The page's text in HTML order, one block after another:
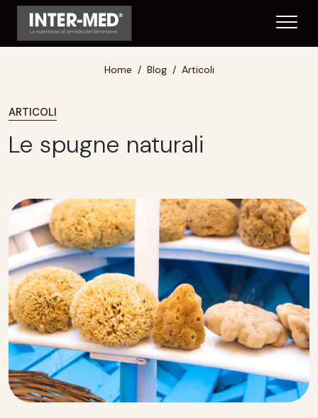
Home Blog Articoli
ARTICOLI
Le spugne naturali